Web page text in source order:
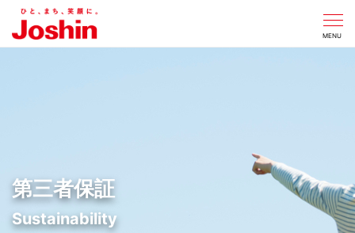
MENU
第三者保証